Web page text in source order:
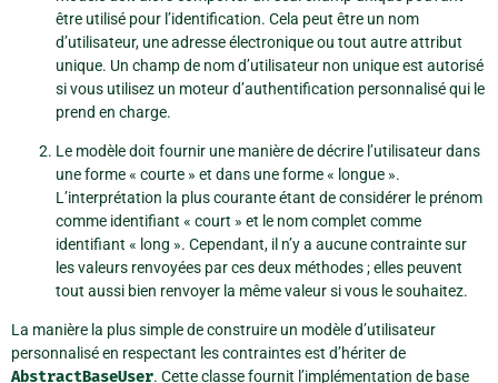
être utilisé pour l’identification. Cela peut être un nom
d’utilisateur, une adresse électronique ou tout autre attribut
unique. Un champ de nom d’utilisateur non unique est autorisé
si vous utilisez un moteur d’authentification personnalisé qui le
prend en charge.
Le modèle doit fournir une manière de décrire l’utilisateur dans
une forme « courte » et dans une forme « longue ».
L’interprétation la plus courante étant de considérer le prénom
comme identifiant « court » et le nom complet comme
identifiant « long ». Cependant, il n’y a aucune contrainte sur
les valeurs renvoyées par ces deux méthodes ; elles peuvent
tout aussi bien renvoyer la même valeur si vous le souhaitez.
La manière la plus simple de construire un modèle d’utilisateur
personnalisé en respectant les contraintes est d’hériter de
AbstractBaseUser. Cette classe fournit l’implémentation de base